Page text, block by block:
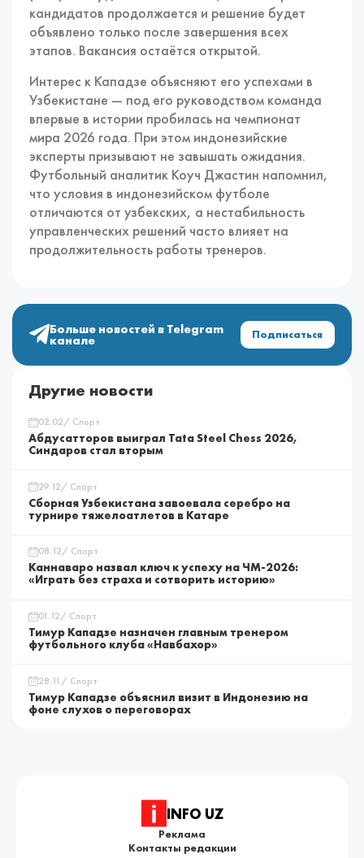
Другие новости
02.02/ Спорт
Абдусатторов выиграл Tata Steel Chess 2026,
Синдаров стал вторым
29.12/ Спорт
Сборная Узбекистана завоевала серебро на
турнире тяжелоатлетов в Катаре
08.12/ Спорт
Каннаваро назвал ключ к успеху на ЧМ-2026:
«Играть без страха и сотворить историю»
01.12/ Спорт
Тимур Кападзе назначен главным тренером
футбольного клуба «Навбахор»
28.11/ Спорт
Тимур Кападзе объяснил визит в Индонезию на
фоне слухов о переговорах
кандидатов продолжается и решение будет
объявлено только после завершения всех
этапов. Вакансия остаётся открытой.
Интерес к Кападзе объясняют его успехами в
Узбекистане — под его руководством команда
впервые в истории пробилась на чемпионат
мира 2026 года. При этом индонезийские
эксперты призывают не завышать ожидания.
Футбольный аналитик Коуч Джастин напомнил,
что условия в индонезийском футболе
отличаются от узбекских, а нестабильность
управленческих решений часто влияет на
продолжительность работы тренеров.
Больше новостей в Telegram
канале Подписаться
INFO UZ
Реклама
Контакты редакции